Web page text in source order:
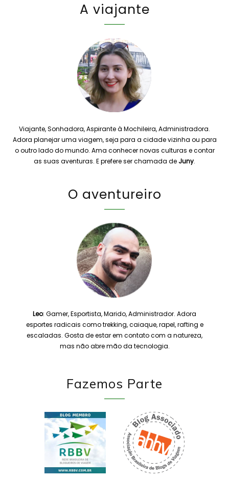
A viajante
Viajante, Sonhadora, Aspirante à Mochileira, Administradora.
Adora planejar uma viagem, seja para a cidade vizinha ou para
o outro lado do mundo. Ama conhecer novas culturas e contar
as suas aventuras. E prefere ser chamada de Juny.
O aventureiro
Leo: Gamer, Esportista, Marido, Administrador. Adora
esportes radicais como trekking, caiaque, rapel, rafting e
escaladas. Gosta de estar em contato com a natureza,
mas não abre mão da tecnologia.
Fazemos Parte